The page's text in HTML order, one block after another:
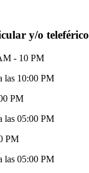
y/o teleférico
- 10 PM
las 10:00 PM
PM
las 05:00 PM
PM
las 05:00 PM